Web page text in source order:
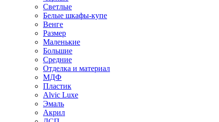
Светлые
Белые шкафы-купе
Венге
Размер
Маленькие
Большие
Средние
Отделка и материал
МДФ
Пластик
Alvic Luxe
Эмаль
Акрил